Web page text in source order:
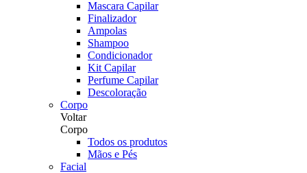
Mascara Capilar
Finalizador
Ampolas
Shampoo
Condicionador
Kit Capilar
Perfume Capilar
Descoloração
Corpo
Voltar
Corpo
Todos os produtos
Mãos e Pés
Facial